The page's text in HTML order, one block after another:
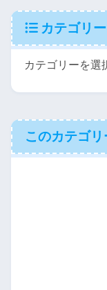
カテゴリー
このカテゴ